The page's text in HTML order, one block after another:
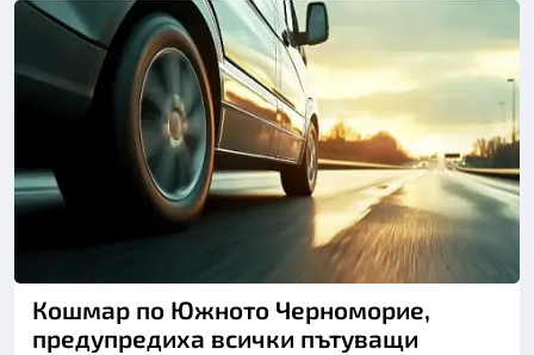
Кошмар по Южното Черноморие,
предупредиха всички пътуващи